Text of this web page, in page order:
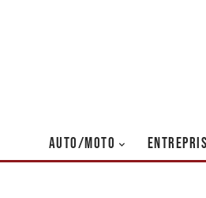
AUTO/MOTO